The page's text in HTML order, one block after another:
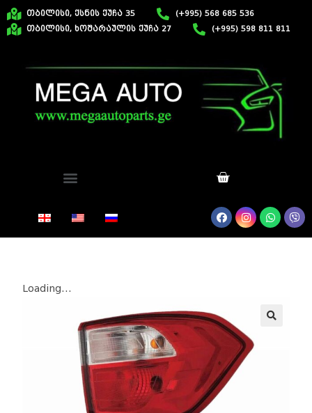
თბილისი, ქსნის ქუჩა 35
(+995) 568 685 536
თბილისი, ხოშარაულის ქუჩა 27
(+995) 598 811 811
Loading...